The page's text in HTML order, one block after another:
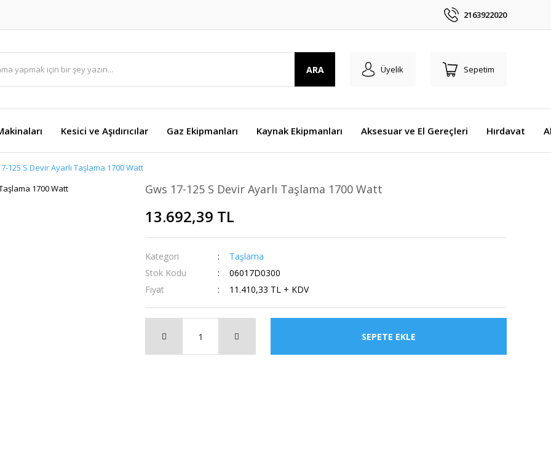
2163922020
ARA Üyelik Sepetim
Kesici ve Aşıdırıcılar Gaz Ekipmanları Kaynak Ekipmanları Aksesuar ve El Gereçleri Hırdavat
125 S Devir Ayarlı Taşlama 1700 Watt
Gws 17-125 S Devir Ayarlı Taşlama 1700 Watt
13.692,39 TL
Kategori
Taşlama
Stok Kodu
06017D0300
Fiyat
11.410,33 TL + KDV
SEPETE EKLE